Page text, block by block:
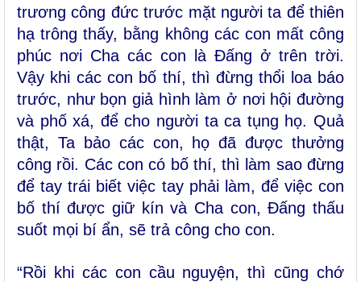
trương công đức trước mặt người ta để thiên
hạ trông thấy, bằng không các con mất công
phúc nơi Cha các con là Ðấng ở trên trời.
Vậy khi các con bố thí, thì đừng thổi loa báo
trước, như bọn giả hình làm ở nơi hội đường
và phố xá, để cho người ta ca tụng họ. Quả
thật, Ta bảo các con, họ đã được thưởng
công rồi. Các con có bố thí, thì làm sao đừng
để tay trái biết việc tay phải làm, để việc con
bố thí được giữ kín và Cha con, Ðấng thấu
suốt mọi bí ẩn, sẽ trả công cho con.
“Rồi khi các con cầu nguyện, thì cũng chớ